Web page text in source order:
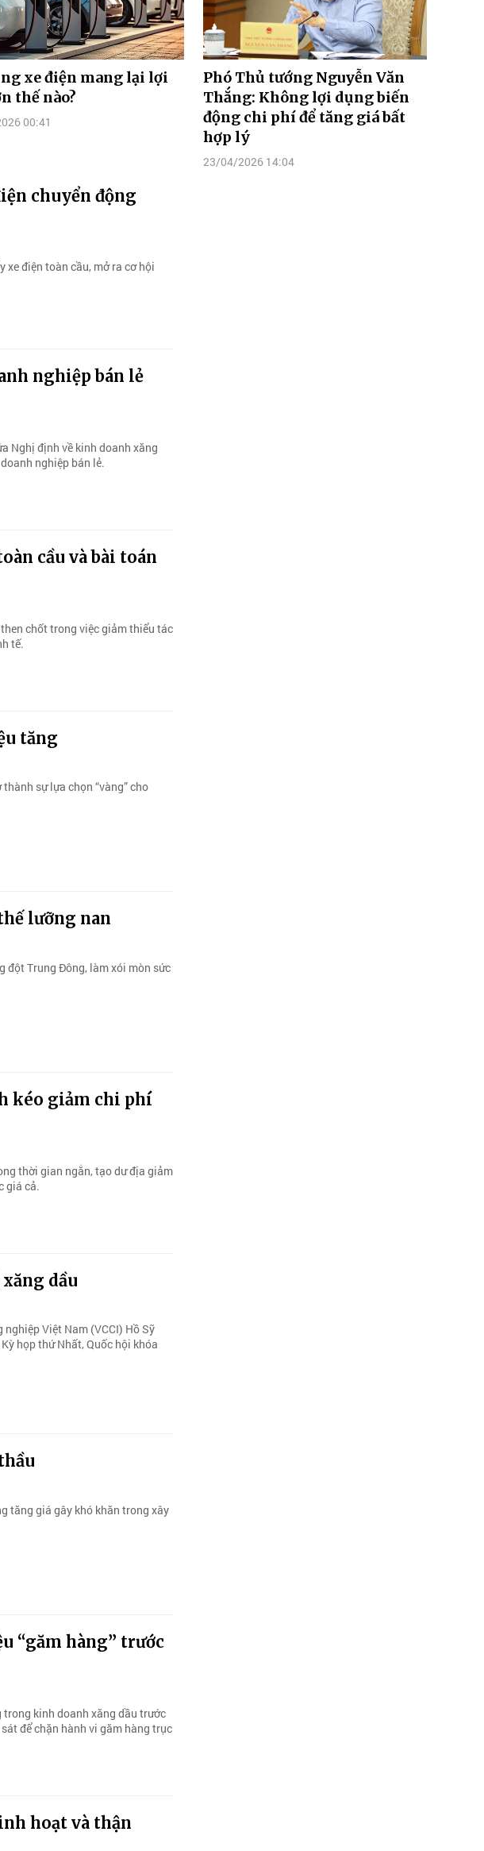
xe điện mang lại lợi
thế nào?
00:41
Phó Thủ tướng Nguyễn Văn
Thắng: Không lợi dụng biến
động chi phí để tăng giá bất
hợp lý
23/04/2026 14:04
chuyển động
điện toàn cầu, mở ra cơ hội
nghiệp bán lẻ
Nghị định về kinh doanh xăng
nghiệp bán lẻ.
cầu và bài toán
chốt trong việc giảm thiểu tác
tế.
tăng
sự lựa chọn “vàng” cho
lưỡng nan
đột Trung Đông, làm xói mòn sức
kéo giảm chi phí
thời gian ngắn, tạo dư địa giảm
giá cả.
dầu
Việt Nam (VCCI) Hồ Sỹ
họp thứ Nhất, Quốc hội khóa
tăng giá gây khó khăn trong xây
“găm hàng” trước
kinh doanh xăng dầu trước
để chặn hành vi găm hàng trục
hoạt và thận